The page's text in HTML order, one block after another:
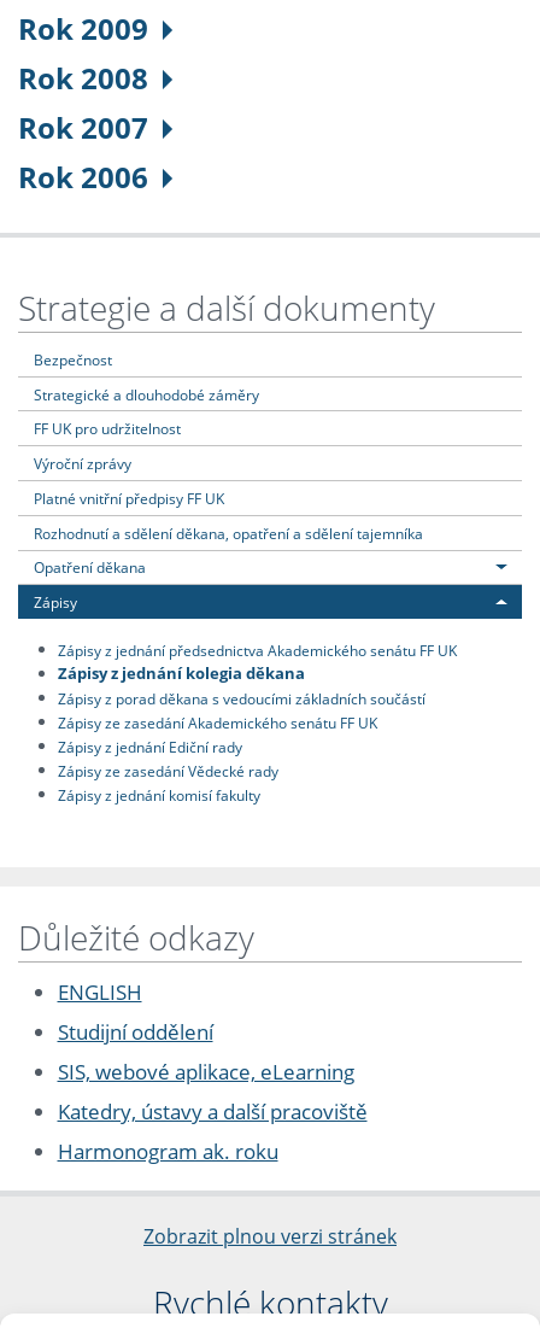
Rok 2009
Rok 2008
Rok 2007
Rok 2006
Strategie a další dokumenty
Bezpečnost
Strategické a dlouhodobé záměry
FF UK pro udržitelnost
Výroční zprávy
Platné vnitřní předpisy FF UK
Rozhodnutí a sdělení děkana, opatření a sdělení tajemníka
Opatření děkana
Zápisy
Zápisy z jednání předsednictva Akademického senátu FF UK
Zápisy z jednání kolegia děkana
Zápisy z porad děkana s vedoucími základních součástí
Zápisy ze zasedání Akademického senátu FF UK
Zápisy z jednání Ediční rady
Zápisy ze zasedání Vědecké rady
Zápisy z jednání komisí fakulty
Důležité odkazy
ENGLISH
Studijní oddělení
SIS, webové aplikace, eLearning
Katedry, ústavy a další pracoviště
Harmonogram ak. roku
Zobrazit plnou verzi stránek
Rychlé kontakty